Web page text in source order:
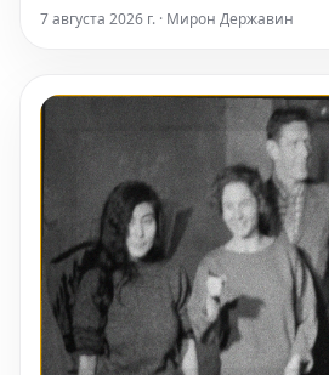
функциональные, но безликие
7 августа 2026 г. · Мирон Державин